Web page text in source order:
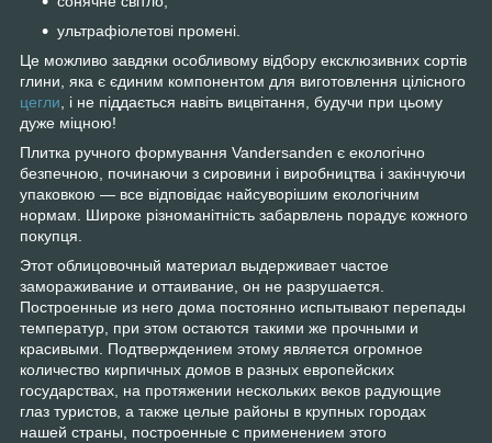
ультрафіолетові промені.
Це можливо завдяки особливому відбору ексклюзивних сортів
глини, яка є єдиним компонентом для виготовлення цілісного
цегли, і не піддається навіть вицвітання, будучи при цьому
дуже міцною!
Плитка ручного формування Vandersanden є екологічно
безпечною, починаючи з сировини і виробництва і закінчуючи
упаковкою — все відповідає найсуворішим екологічним
нормам. Широке різноманітність забарвлень порадує кожного
покупця.
Этот облицовочный материал выдерживает частое
замораживание и оттаивание, он не разрушается.
Построенные из него дома постоянно испытывают перепады
температур, при этом остаются такими же прочными и
красивыми. Подтверждением этому является огромное
количество кирпичных домов в разных европейских
государствах, на протяжении нескольких веков радующие
глаз туристов, а также целые районы в крупных городах
нашей страны, построенные с применением этого